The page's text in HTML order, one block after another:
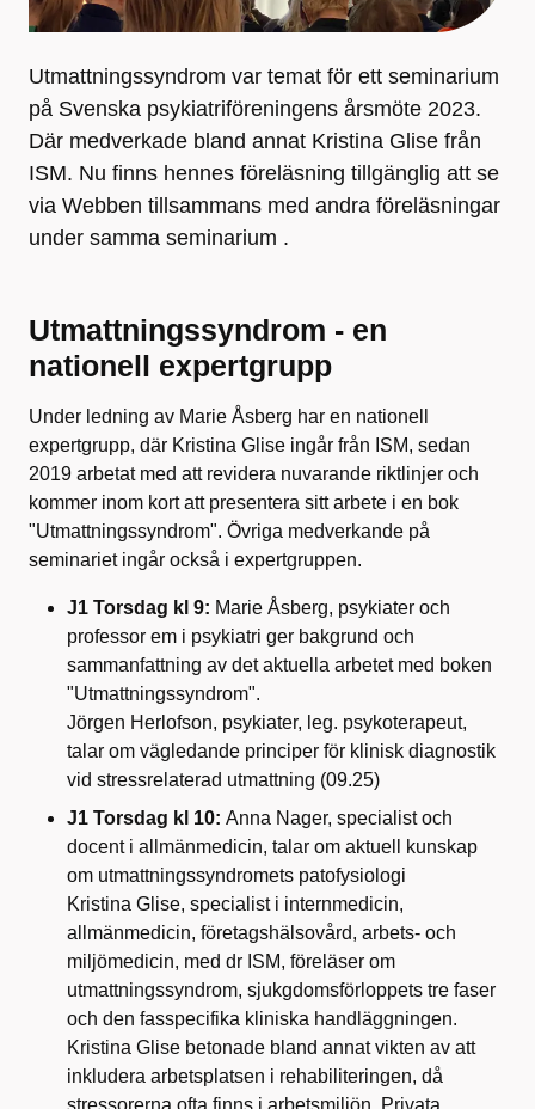
Utmattningssyndrom var temat för ett seminarium
på Svenska psykiatriföreningens årsmöte 2023.
Där medverkade bland annat Kristina Glise från
ISM. Nu finns hennes föreläsning tillgänglig att se
via Webben tillsammans med andra föreläsningar
under samma seminarium .
Utmattningssyndrom - en
nationell expertgrupp
Under ledning av Marie Åsberg har en nationell
expertgrupp, där Kristina Glise ingår från ISM, sedan
2019 arbetat med att revidera nuvarande riktlinjer och
kommer inom kort att presentera sitt arbete i en bok
"Utmattningssyndrom". Övriga medverkande på
seminariet ingår också i expertgruppen.
J1 Torsdag kl 9: Marie Åsberg, psykiater och
professor em i psykiatri ger bakgrund och
sammanfattning av det aktuella arbetet med boken
"Utmattningssyndrom".
Jörgen Herlofson, psykiater, leg. psykoterapeut,
talar om vägledande principer för klinisk diagnostik
vid stressrelaterad utmattning (09.25)
J1 Torsdag kl 10: Anna Nager, specialist och
docent i allmänmedicin, talar om aktuell kunskap
om utmattningssyndromets patofysiologi
Kristina Glise, specialist i internmedicin,
allmänmedicin, företagshälsovård, arbets- och
miljömedicin, med dr ISM, föreläser om
utmattningssyndrom, sjukgdomsförloppets tre faser
och den fasspecifika kliniska handläggningen.
Kristina Glise betonade bland annat vikten av att
inkludera arbetsplatsen i rehabiliteringen, då